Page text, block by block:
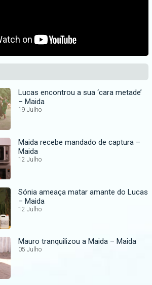
Lucas encontrou a sua ‘cara metade’
– Maida
19 Julho
Maida recebe mandado de captura –
Maida
12 Julho
Sónia ameaça matar amante do Lucas
– Maida
12 Julho
Mauro tranquilizou a Maida – Maida
05 Julho